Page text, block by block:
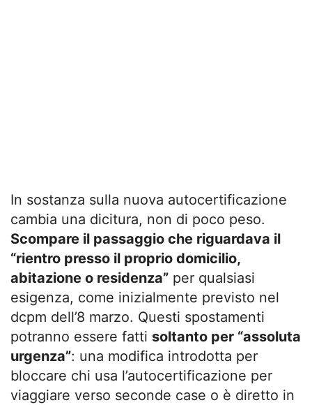
In sostanza sulla nuova autocertificazione
cambia una dicitura, non di poco peso.
Scompare il passaggio che riguardava il
“rientro presso il proprio domicilio,
abitazione o residenza” per qualsiasi
esigenza, come inizialmente previsto nel
dcpm dell’8 marzo. Questi spostamenti
potranno essere fatti soltanto per “assoluta
urgenza”: una modifica introdotta per
bloccare chi usa l’autocertificazione per
viaggiare verso seconde case o è diretto in